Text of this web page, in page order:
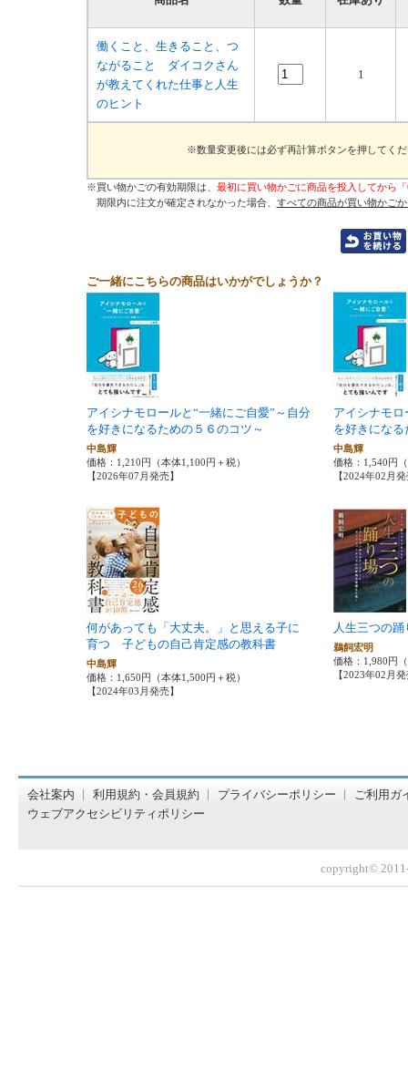
働くこと、生きること、つ
ながること ダイコクさん
が教えてくれた仕事と人生
のヒント
1
※数量変更後には必ず再計算ボタンを押してく
※買い物かごの有効期限は、 最初に買い物かごに商品を投入してから
期限内に注文が確定されなかった場合、 すべての商品が買い物かご
ご一緒にこちらの商品はいかがでしょうか？
アイシナモロールと“一緒にご自愛”～自分
を好きになるための５６のコツ～
中島輝
価格：1,210円（本体1,100円＋税）
【2026年07月発売】
アイシナモロ
を好きにな
中島輝
価格：1,540円
【2024年02月
何があっても「大丈夫。」と思える子に
育つ 子どもの自己肯定感の教科書
中島輝
価格：1,650円（本体1,500円＋税）
【2024年03月発売】
人生三つの踊
鵜飼宏明
価格：1,980円
【2023年02月
会社案内 利用規約・会員規約 プライバシーポリシー
ご利用ガ
ウェブアクセシビリティポリシー
copyright©